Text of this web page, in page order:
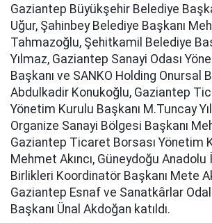
Gaziantep Büyükşehir Belediye
Uğur, Şahinbey Belediye Başkanı
Tahmazoğlu, Şehitkamil Belediye
Yılmaz, Gaziantep Sanayi Odası
Başkanı ve SANKO Holding Onursal
Abdulkadir Konukoğlu, Gaziantep
Yönetim Kurulu Başkanı M.Tuncay
Organize Sanayi Bölgesi Başkanı
Gaziantep Ticaret Borsası Yönetim
Mehmet Akıncı, Güneydoğu Anadolu
Birlikleri Koordinatör Başkanı Mete
Gaziantep Esnaf ve Sanatkârlar
Başkanı Ünal Akdoğan katıldı.